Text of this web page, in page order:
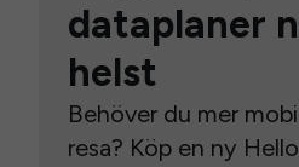
dataplaner
helst
Behöver du mer
resa? Köp en ny